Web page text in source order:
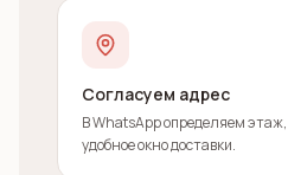
Согласуем адрес
В WhatsApp определяем
удобное окно доставки.